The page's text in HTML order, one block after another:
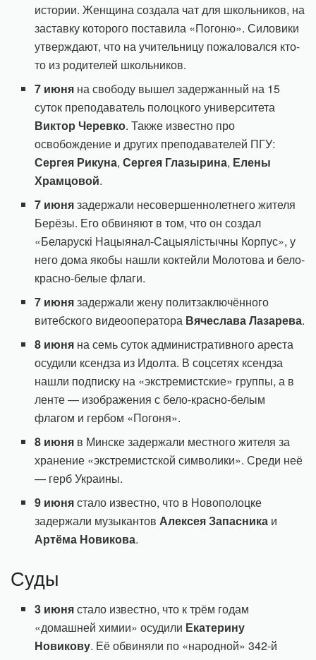
истории. Женщина создала чат для школьников, на
заставку которого поставила «Погоню». Силовики
утверждают, что на учительницу пожаловался кто-
то из родителей школьников.
7 июня на свободу вышел задержанный на 15
суток преподаватель полоцкого университета
Виктор Черевко. Также известно про
освобождение и других преподавателей ПГУ:
Сергея Рикуна,Сергея Глазырина, Елены
Храмцовой.
7 июнязадержали несовершеннолетнего жителя
Берёзы. Его обвиняют в том, что он создал
«Беларускі Нацыянал-Сацыялістычны Корпус», у
него дома якобы нашли коктейли Молотова и бело-
красно-белые флаги.
7 июнязадержали жену политзаключённого
витебского видеооператора Вячеслава Лазарева.
8 июня на семь суток административного ареста
осудили ксендза из Идолта. В соцсетях ксендза
нашли подписку на «экстремистские» группы, а в
ленте — изображения с бело-красно-белым
флагом и гербом «Погоня».
8 июня в Минске задержали местного жителя за
хранение «экстремистской символики». Среди неё
— герб Украины.
9 июнястало известно, что в Новополоцке
задержали музыкантов Алексея Запасника и
Артёма Новикова.
Суды
3 июнястало известно, что к трём годам
«домашней химии» осудили Екатерину
Новикову. Её обвиняли по «народной» 342-й